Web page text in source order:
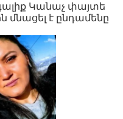
Կանաչ փայտե
մնացել է ընդամենը